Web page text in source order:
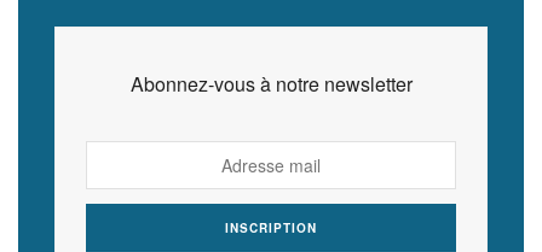
Abonnez-vous à notre newsletter